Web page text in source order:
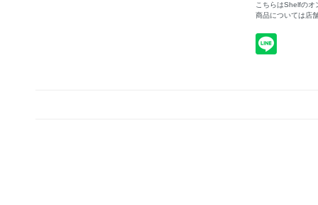
こちらはShelfのオ
商品については店